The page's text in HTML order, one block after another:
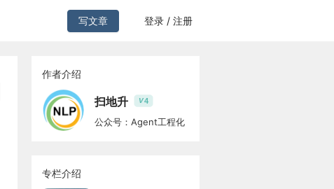
写文章 登录 / 注册
作者介绍
扫地升 V4
公众号：Agent工程化
专栏介绍